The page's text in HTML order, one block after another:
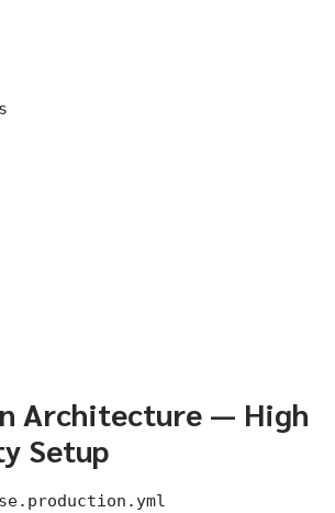
Architecture — High
Setup